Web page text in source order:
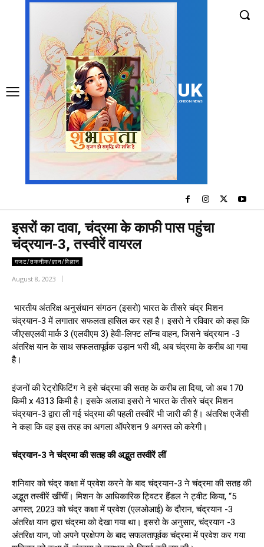
UK
LONDON NEWS
इसरों का दावा, चंद्रमा के काफी पास पहुंचा
चंद्रयान-3, तस्वीरें वायरल
गजट/तकनीक/ज्ञान/विज्ञान
August 8, 2023
भारतीय अंतरिक्ष अनुसंधान संगठन (इसरो) भारत के तीसरे चंद्र मिशन
चंद्रयान-3 में लगातार सफलता हासिल कर रहा है। इसरो ने रविवार को कहा कि
जीएसएलवी मार्क 3 (एलवीएम 3) हेवी-लिफ्ट लॉन्च वाहन, जिसने चंद्रयान -3
अंतरिक्ष यान के साथ सफलतापूर्वक उड़ान भरी थी, अब चंद्रमा के करीब आ गया
है।
इंजनों की रेट्रोफिटिंग ने इसे चंद्रमा की सतह के करीब ला दिया, जो अब 170
किमी x 4313 किमी है। इसके अलावा इसरो ने भारत के तीसरे चंद्र मिशन
चंद्रयान-3 द्वारा ली गई चंद्रमा की पहली तस्वीरें भी जारी की हैं। अंतरिक्ष एजेंसी
ने कहा कि वह इस तरह का अगला ऑपरेशन 9 अगस्त को करेगी।
चंद्रयान-3 ने चंद्रमा की सतह की अद्भुत तस्वीरें लीं
शनिवार को चंद्र कक्षा में प्रवेश करने के बाद चंद्रयान-3 ने चंद्रमा की सतह की
अद्भुत तस्वीरें खींचीं। मिशन के आधिकारिक ट्विटर हैंडल ने ट्वीट किया, “5
अगस्त, 2023 को चंद्र कक्षा में प्रवेश (एलओआई) के दौरान, चंद्रयान -3
अंतरिक्ष यान द्वारा चंद्रमा को देखा गया था। इसरो के अनुसार, चंद्रयान -3
अंतरिक्ष यान, जो अपने प्रक्षेपण के बाद सफलतापूर्वक चंद्रमा में प्रवेश कर गया